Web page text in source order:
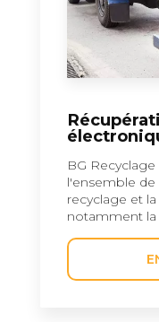
BG
l'ensemble
recyclage et
notamment la